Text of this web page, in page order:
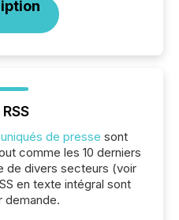
de presse sont
comme les 10 derniers
de divers secteurs (voir
en texte intégral sont
demande.